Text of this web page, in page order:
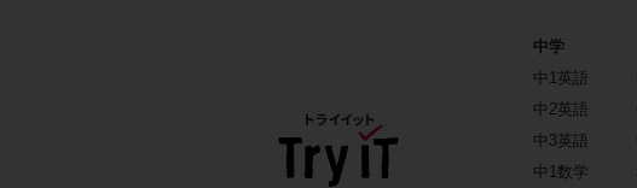
中学
中1英語
中2英語
中3英語
中1数学